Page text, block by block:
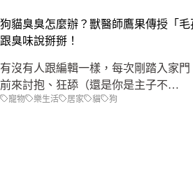
狗貓臭臭怎麼辦？獸醫師鷹果傳授「毛
跟臭味說掰掰！
有沒有人跟編輯一樣，每次剛踏入家
前來討抱、狂舔（還是你是主子不…
寵物 樂生活 居家 貓 狗